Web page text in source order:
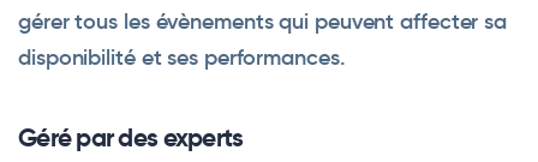
gérer tous les évènements qui peuvent affecter sa
disponibilité et ses performances.
Géré par des experts